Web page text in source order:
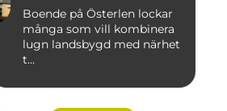
Boende på Österlen lockar
många som vill kombinera
lugn landsbygd med närhet
t...